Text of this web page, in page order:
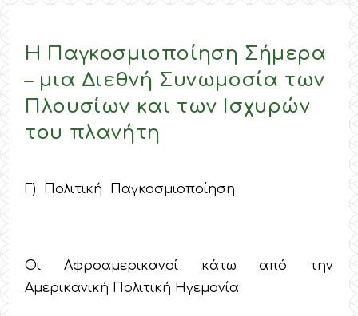
Η Παγκοσμιοποίηση Σήμερα
– μια Διεθνή Συνωμοσία των
Πλουσίων και των Ισχυρών
του πλανήτη
Γ) Πολιτική Παγκοσμιοποίηση
Οι Αφροαμερικανοί κάτω από την
Αμερικανική Πολιτική Ηγεμονία